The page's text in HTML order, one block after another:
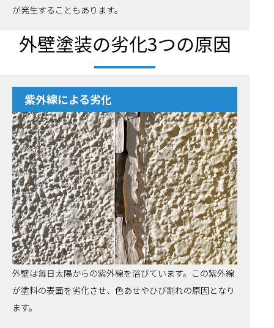
が発生することもあります。
外壁塗装の劣化3つの原因
紫外線による劣化
外壁は毎日太陽からの紫外線を浴びています。この紫外線
が塗料の表面を劣化させ、色あせやひび割れの原因となり
ます。